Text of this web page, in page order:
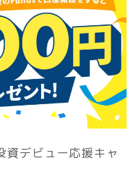
資デビュー応援キャ